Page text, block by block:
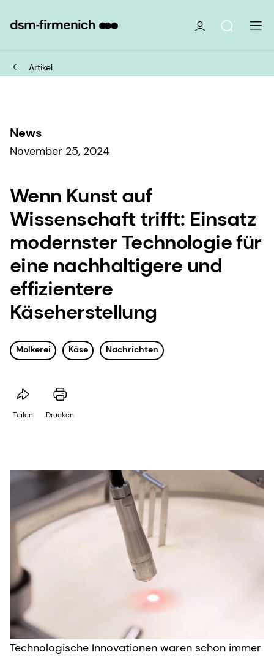
Artikel
News
November 25, 2024
Wenn Kunst auf
Wissenschaft trifft: Einsatz
modernster Technologie für
eine nachhaltigere und
effizientere
Käseherstellung
Molkerei Käse Nachrichten
Teilen Drucken
Technologische Innovationen waren schon immer